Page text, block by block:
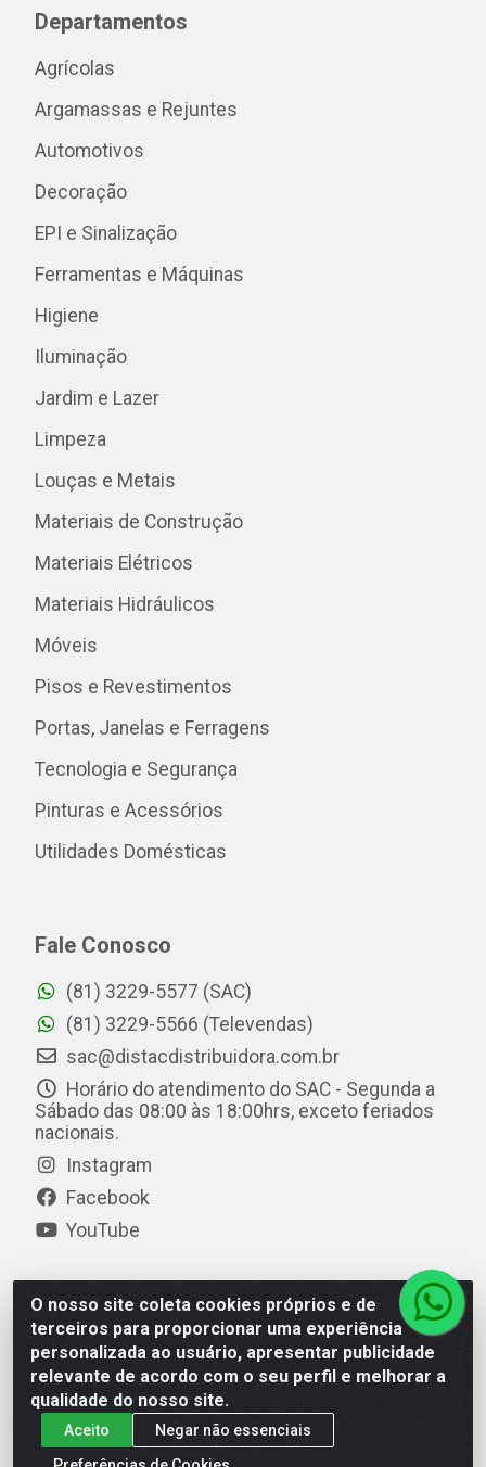
O nosso site coleta cookies próprios e de
terceiros para proporcionar uma experiência
personalizada ao usuário, apresentar publicidade
relevante de acordo com o seu perfil e melhorar a
qualidade do nosso site.
Aceito
Negar não essenciais
Departamentos
Agrícolas
Argamassas e Rejuntes
Automotivos
Decoração
EPI e Sinalização
Ferramentas e Máquinas
Higiene
Iluminação
Jardim e Lazer
Limpeza
Louças e Metais
Materiais de Construção
Materiais Elétricos
Materiais Hidráulicos
Móveis
Pisos e Revestimentos
Portas, Janelas e Ferragens
Tecnologia e Segurança
Pinturas e Acessórios
Utilidades Domésticas
Fale Conosco
(81) 3229-5577 (SAC)
(81) 3229-5566 (Televendas)
sac@distacdistribuidora.com.br
Horário do atendimento do SAC - Segunda a
Sábado das 08:00 às 18:00hrs, exceto feriados
nacionais.
Instagram
Facebook
YouTube
Distac Distribuidora - Av. Durval de Góes Monteiro, 7049
- Jardim Petrópolis - Maceió/AL - CEP 57061-000 - CNPJ
08.072.649/0001-20